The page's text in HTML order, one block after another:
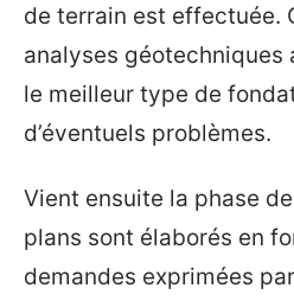
de terrain est effectuée.
analyses géotechniques
le meilleur type de
d’éventuels problèmes.
Vient ensuite la phase
plans sont élaborés en
demandes exprimées